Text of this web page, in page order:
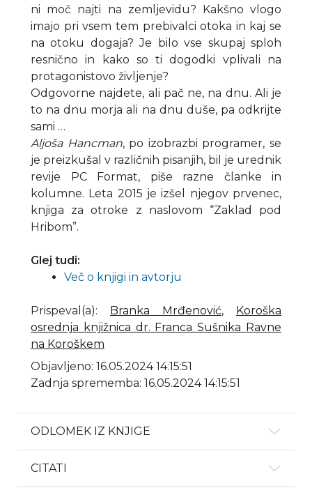
ni moč najti na zemljevidu? Kakšno vlogo
imajo pri vsem tem prebivalci otoka in kaj se
na otoku dogaja? Je bilo vse skupaj sploh
resnično in kako so ti dogodki vplivali na
protagonistovo življenje?
Odgovorne najdete, ali pač ne, na dnu. Ali je
to na dnu morja ali na dnu duše, pa odkrijte
sami …
Aljoša Hancman, po izobrazbi programer, se
je preizkušal v različnih pisanjih, bil je urednik
revije PC Format, piše razne članke in
kolumne. Leta 2015 je izšel njegov prvenec,
knjiga za otroke z naslovom “Zaklad pod
Hribom”.
Glej tudi:
Več o knjigi in avtorju
Prispeval(a): Branka Mrđenović, Koroška
osrednja knjižnica dr. Franca Sušnika Ravne
na Koroškem
Objavljeno: 16.05.2024 14:15:51
Zadnja sprememba: 16.05.2024 14:15:51
ODLOMEK IZ KNJIGE
CITATI